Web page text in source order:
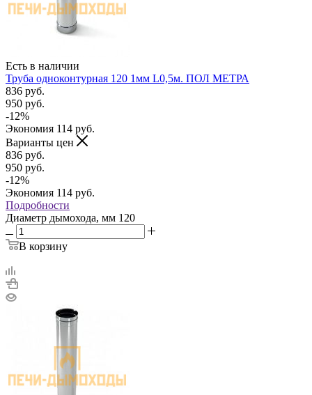
Есть в наличии
Труба одноконтурная 120 1мм L0,5м. ПОЛ МЕТРА
836 руб.
950 руб.
-12%
Экономия 114 руб.
Варианты цен
836 руб.
950 руб.
-12%
Экономия 114 руб.
Подробности
Диаметр дымохода, мм 120
В корзину